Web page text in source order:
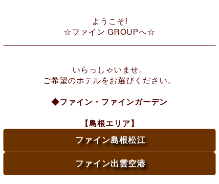
ようこそ!
☆ファイン GROUPへ☆
いらっしゃいませ。
ご希望のホテルをお選びください。
◆ファイン・ファインガーデン
【島根エリア】
ファイン島根松江
ファイン出雲空港